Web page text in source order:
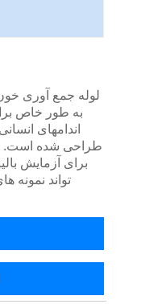
لوله جمع آوری
به طور خاص
اندامهای
طراحی شده است.
برای آزمایش
تواند نمونه